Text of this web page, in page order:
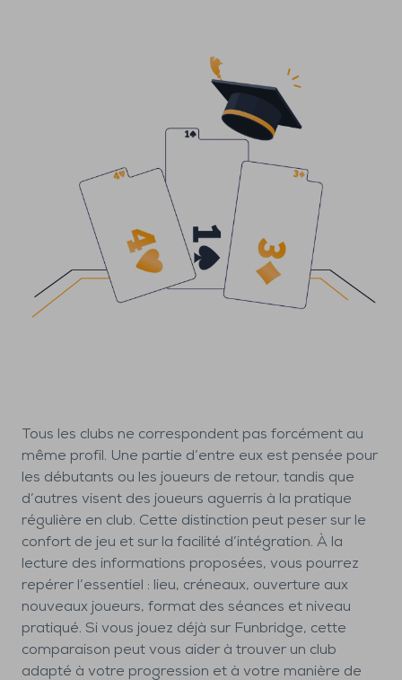
Tous les clubs ne correspondent pas forcément au
même profil. Une partie d’entre eux est pensée pour
les débutants ou les joueurs de retour, tandis que
d’autres visent des joueurs aguerris à la pratique
régulière en club. Cette distinction peut peser sur le
confort de jeu et sur la facilité d’intégration. À la
lecture des informations proposées, vous pourrez
repérer l’essentiel : lieu, créneaux, ouverture aux
nouveaux joueurs, format des séances et niveau
pratiqué. Si vous jouez déjà sur Funbridge, cette
comparaison peut vous aider à trouver un club
adapté à votre progression et à votre manière de